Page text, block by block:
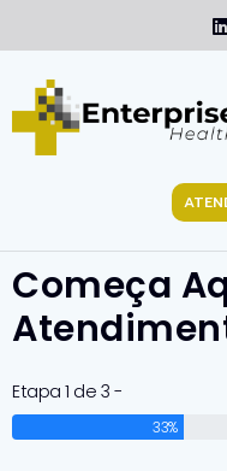
Começa
Etapa 1 de 3 -
33%